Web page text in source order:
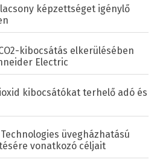
képzettséget igénylő
kibocsátás elkerülésében
Electric
kibocsátókat terhelő adó és
üvegházhatású
vonatkozó céljait